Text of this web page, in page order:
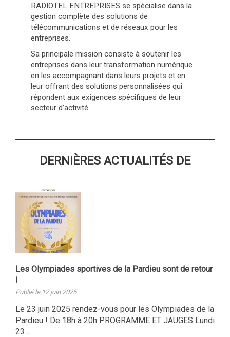
RADIOTEL ENTREPRISES se spécialise dans la
gestion complète des solutions de
télécommunications et de réseaux pour les
entreprises.
Sa principale mission consiste à soutenir les
entreprises dans leur transformation numérique
en les accompagnant dans leurs projets et en
leur offrant des solutions personnalisées qui
répondent aux exigences spécifiques de leur
secteur d’activité.
DERNIÈRES ACTUALITÉS DE
Les Olympiades sportives de la Pardieu sont de retour
!
Publié le 12 juin 2025
Le 23 juin 2025 rendez-vous pour les Olympiades de la
Pardieu ! De 18h à 20h PROGRAMME ET JAUGES Lundi
23 …